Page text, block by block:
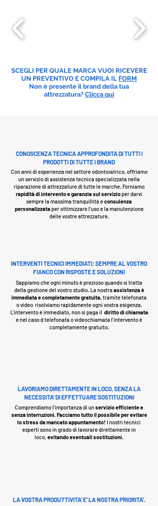
SCEGLI PER QUALE MARCA VUOI RICEVERE
UN PREVENTIVO E COMPILA IL FORM
Non è presente il brand della tua
attrezzatura? Clicca qui
CONOSCENZA TECNICA APPROFONDITA DI TUTTI I
PRODOTTI DI TUTTE I BRAND
Con anni di esperienza nel settore odontoiatrico, offriamo
un servizio di assistenza tecnica specializzata nella
riparazione di attrezzature di tutte le marche. Forniamo
rapidità di intervento e garanzia sul servizioper darvi
sempre la massima tranquillità econsulenza
personalizzataper ottimizzare l'uso e la manutenzione
delle vostre attrezzature.
INTERVENTI TECNICI IMMEDIATI: SEMPRE AL VOSTRO
FIANCO CON RISPOSTE E SOLUZIONI
Sappiamo che ogni minuto è prezioso quando si tratta
della gestione del vostro studio. La nostra assistenza è
immediata e completamente gratuita, tramite telefonata
o video risolviamo rapidamente ogni vostra esigenza.
L'intervento è immediato, non si paga il diritto di chiamata
e nel caso d telefonata o videochiamata l'intervento è
completamente gratuito.
LAVORIAMO DIRETTAMENTE IN LOCO, SENZA LA
NECESSITA' DI EFFETTUARE SOSTITUZIONI
Comprendiamo l'importanza di unservizio efficiente e
senza interruzioni. Facciamo tutto il possibile per evitare
lo stress da mancato appuntamento! I nostri tecnici
esperti sono in grado di lavorare direttamente in
loco, evitando eventuali sostituzioni.
LA VOSTRA PRODUTTIVITA' E' LA NOSTRA PRIORITA'.